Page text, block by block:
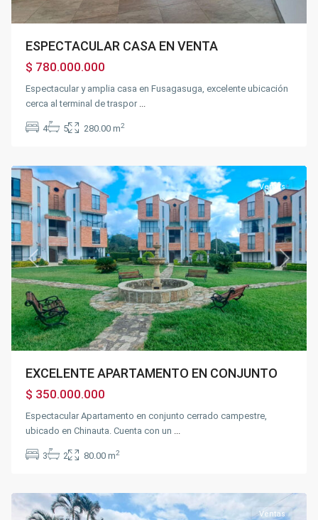
ESPECTACULAR CASA EN VENTA
$ 780.000.000
Espectacular y amplia casa en Fusagasuga, excelente ubicación
cerca al terminal de traspor ...
4 5 280.00 m2
Previous Next
Ventas
EXCELENTE APARTAMENTO EN CONJUNTO
$ 350.000.000
Espectacular Apartamento en conjunto cerrado campestre,
ubicado en Chinauta. Cuenta con un ...
3 2 80.00 m2
Ventas